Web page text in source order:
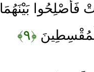
فَأَصْلِحُوا بَيْنَهُمَا
﴿۹﴾